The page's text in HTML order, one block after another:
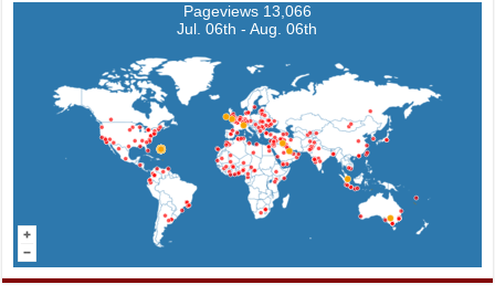
13,066 Pageviews
Jul. 06th - Aug. 06th